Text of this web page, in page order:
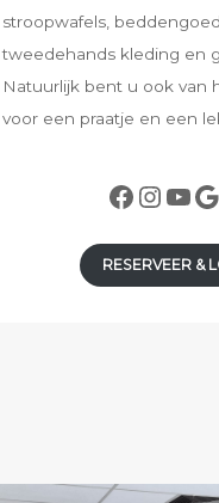
stroopwafels,
tweedehands kleding en
Natuurlijk bent u ook van
voor een praatje en een
RESERVEER &